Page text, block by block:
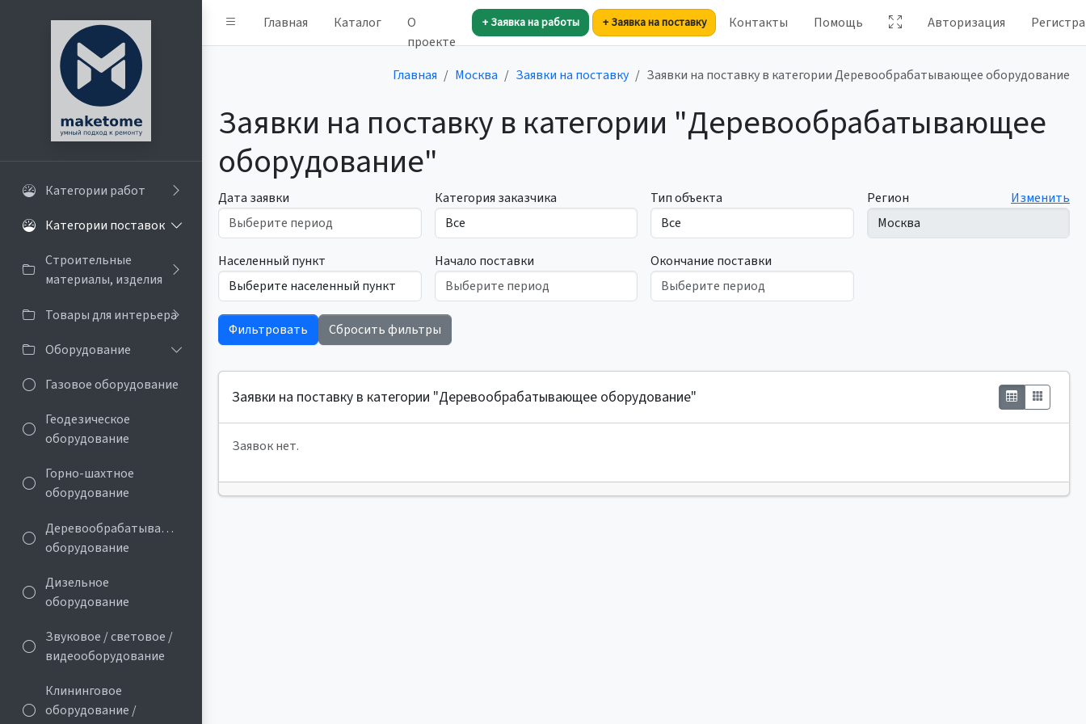
Главная Каталог
О
проекте
+ Заявка на работы + Заявка на поставку Контакты Помощь Авторизация
Категории работ
Категории поставок
Строительные
материалы, изделия
Товары для интерьера
Оборудование
Газовое оборудование
Геодезическое
оборудование
Горно-шахтное
оборудование
Деревообрабатывающее
оборудование
Дизельное
оборудование
Звуковое / световое /
видеооборудование
Клининговое
оборудование /
Главная Москва Заявки на поставку Заявки на поставку в категории Деревообрабатывающее оборудование
Заявки на поставку в категории "Деревообрабатывающее
оборудование"
Дата заявки Категория заказчика Тип объекта Регион Изменить
Населенный пункт Начало поставки Окончание поставки
Фильтровать Сбросить фильтры
Заявки на поставку в категории "Деревообрабатывающее оборудование"
Заявок нет.